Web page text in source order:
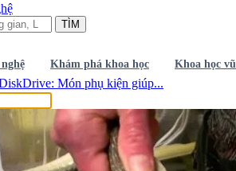
TÌM
Khám phá khoa học Khoa học
Món phụ kiện giúp...